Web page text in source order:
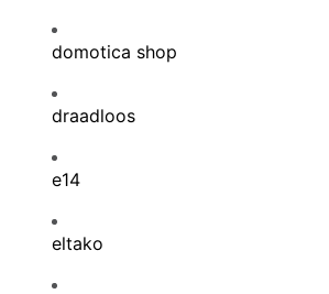
domotica shop
draadloos
e14
eltako